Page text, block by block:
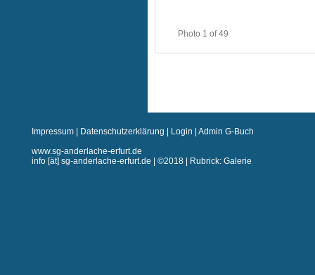
Photo 1 of 49
Impressum Datenschutzerklärung Login
Admin G-Buch
www.sg-anderlache-erfurt.de
info [ät] sg-anderlache-erfurt.de | ©2018 | Rubrick: Galerie